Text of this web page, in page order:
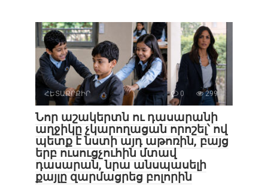
ՀԵՏԱՔՐՔԻՐ 0 299
Նոր աշակերտն ու դասարանի
աղջիկը չկարողացան որոշել՝ ով
պետք է նստի այդ աթոռին, բայց
երբ ուսուցչուհին մտավ
դասարան, նրա անսպասելի
քայլը զարմացրեց բոլորին